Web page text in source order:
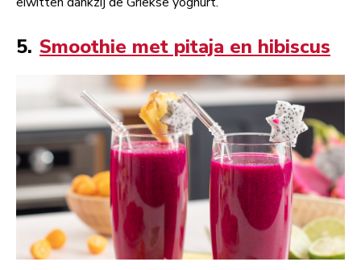
5. Smoothie met pitaja en hibiscus